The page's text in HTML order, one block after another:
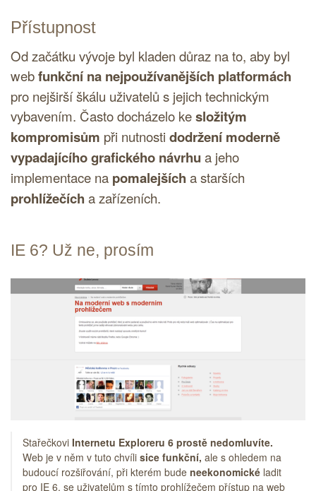
Přístupnost
Od začátku vývoje byl kladen důraz na to, aby byl
webfunkční na nejpoužívanějších platformách
pro nejširší škálu uživatelů s jejich technickým
vybavením. Často docházelo kesložitým
kompromisům při nutnosti dodržení moderně
vypadajícího grafického návrhu a jeho
implementace na pomalejších a starších
prohlížečích a zařízeních.
IE 6? Už ne, prosím
Stařečkovi Internetu Exploreru 6 prostě nedomluvíte.
Web je v něm v tuto chvíli sice funkční, ale s ohledem na
budoucí rozšiřování, při kterém bude neekonomické ladit
pro IE 6, se uživatelům s tímto prohlížečem přístup na web